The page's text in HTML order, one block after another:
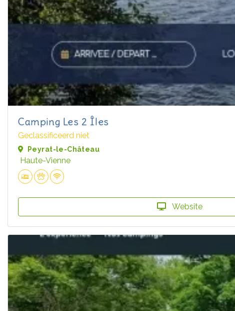
Camping Les 2 Îles
Geclassificeerd niet
Peyrat-le-Château
Haute-Vienne
Website